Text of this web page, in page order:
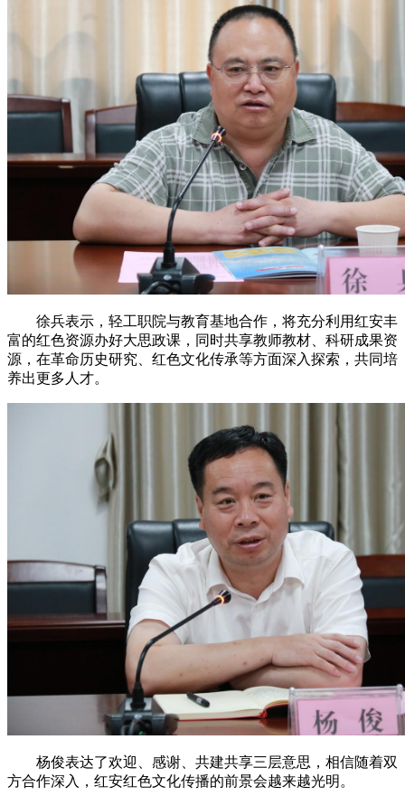
徐兵表示，轻工职院与教育基地合作，将充分利用红安丰
富的红色资源办好大思政课，同时共享教师教材、科研成果资
源，在革命历史研究、红色文化传承等方面深入探索，共同培
养出更多人才。
杨俊表达了欢迎、感谢、共建共享三层意思，相信随着双
方合作深入，红安红色文化传播的前景会越来越光明。